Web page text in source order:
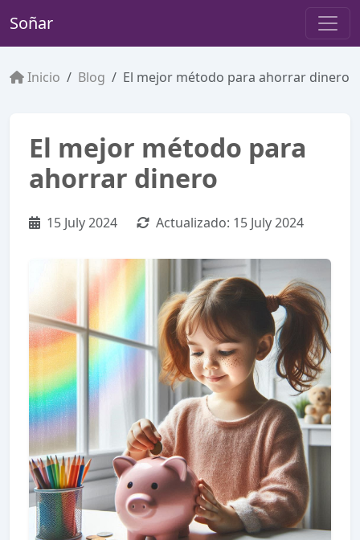
Soñar
Inicio Blog El mejor método para ahorrar dinero
El mejor método para
ahorrar dinero
15 July 2024 Actualizado: 15 July 2024